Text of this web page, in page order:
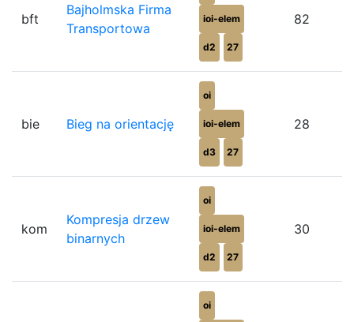
bft
Bajholmska Firma
Transportowa
ioi-elem
d2 27
82
bie Bieg na orientację
oi
ioi-elem
d3 27
28
kom
Kompresja drzew
binarnych
oi
ioi-elem
d2 27
30
oi